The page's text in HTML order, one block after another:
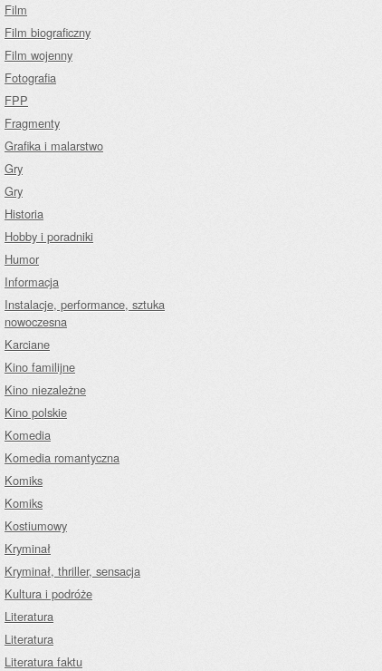
Film
Film biograficzny
Film wojenny
Fotografia
FPP
Fragmenty
Grafika i malarstwo
Gry
Gry
Historia
Hobby i poradniki
Humor
Informacja
Instalacje, performance, sztuka
nowoczesna
Karciane
Kino familijne
Kino niezależne
Kino polskie
Komedia
Komedia romantyczna
Komiks
Komiks
Kostiumowy
Kryminał
Kryminał, thriller, sensacja
Kultura i podróże
Literatura
Literatura
Literatura faktu